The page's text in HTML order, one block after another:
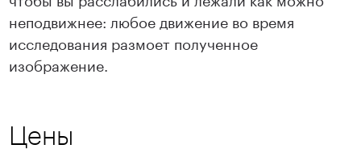
неподвижнее: любое движение во время
исследования размоет полученное
изображение.
Цены